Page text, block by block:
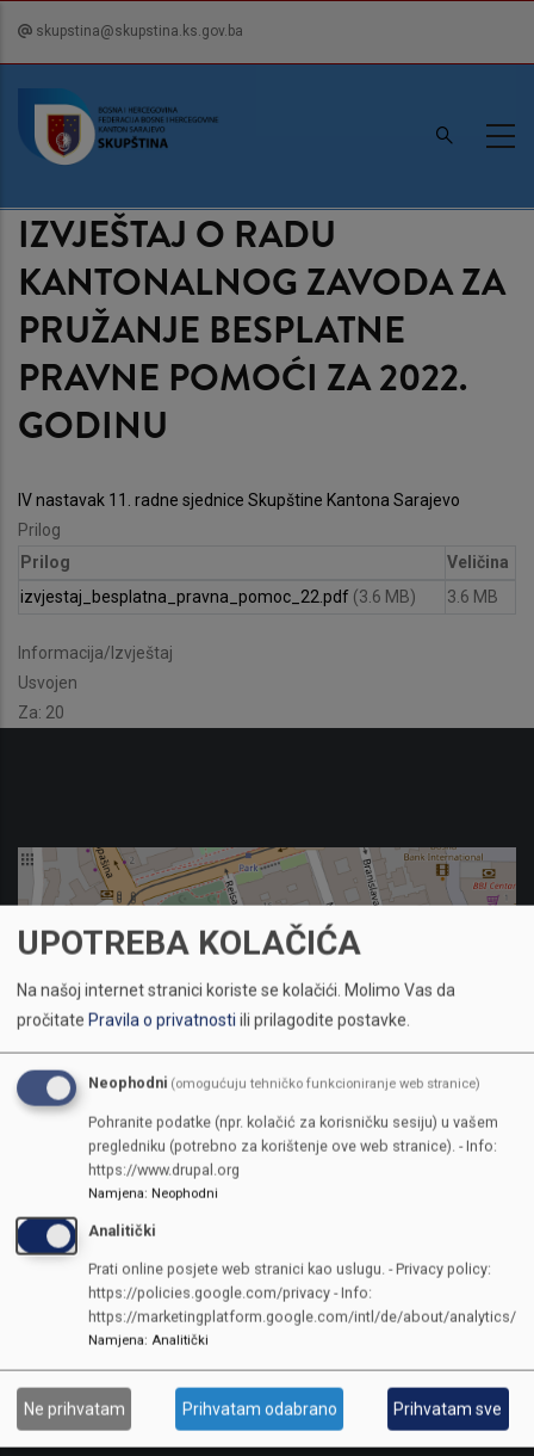
content
skupstina@skupstina.ks.gov.ba
IZVJEŠTAJ O RADU
KANTONALNOG ZAVODA ZA
PRUŽANJE BESPLATNE
PRAVNE POMOĆI ZA 2022.
GODINU
IV nastavak 11. radne sjednice Skupštine Kantona Sarajevo
Prilog
Prilog
Veličina
izvjestaj_besplatna_pravna_pomoc_22.pdf (3.6 MB) 3.6 MB
Informacija/Izvještaj
Usvojen
Za: 20
KONTAKTI
SKUPŠTINA
Adresa: Sarajevo, Reisa Džemaludina Čauševića 1
387 33 562-044
387 33 562-210
skupstina@skupstina.ks.gov.ba
LINKOVI
UPOTREBA KOLAČIĆA
Na našoj internet stranici koriste se kolačići. Molimo Vas da
pročitate Pravila o privatnostiili prilagodite postavke.
Neophodni (omogućuju tehničko funkcioniranje web stranice)
Pohranite podatke (npr. kolačić za korisničku sesiju) u vašem
pregledniku (potrebno za korištenje ove web stranice). - Info:
https://www.drupal.org
Namjena: Neophodni
Analitički
Prati online posjete web stranici kao uslugu. - Privacy policy:
https://policies.google.com/privacy - Info:
https://marketingplatform.google.com/intl/de/about/analytics/
Namjena: Analitički
Ne prihvatam Prihvatam odabrano Prihvatam sve